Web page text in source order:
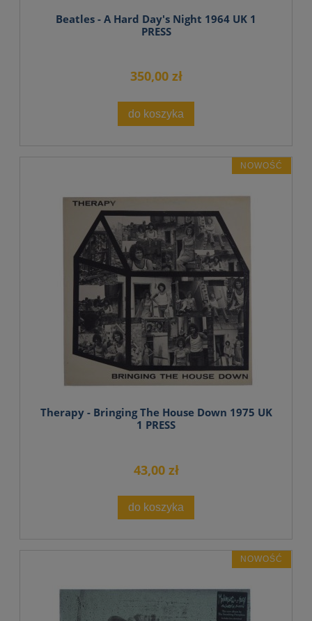
Beatles - A Hard Day's Night 1964 UK 1
PRESS
350,00 zł
do koszyka
Therapy - Bringing The House Down 1975 UK
1 PRESS
43,00 zł
do koszyka
NOWOŚĆ
NOWOŚĆ